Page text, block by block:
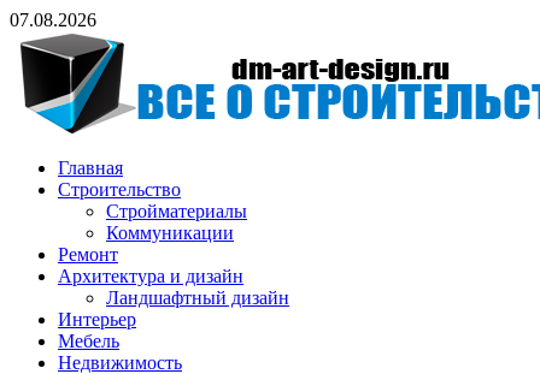
Skip
to
content
07.08.2026
Всё о строительстве и ремонтах
Главная
Строительство
Стройматериалы
Коммуникации
Ремонт
Архитектура и дизайн
Ландшафтный дизайн
Интерьер
Мебель
Недвижимость